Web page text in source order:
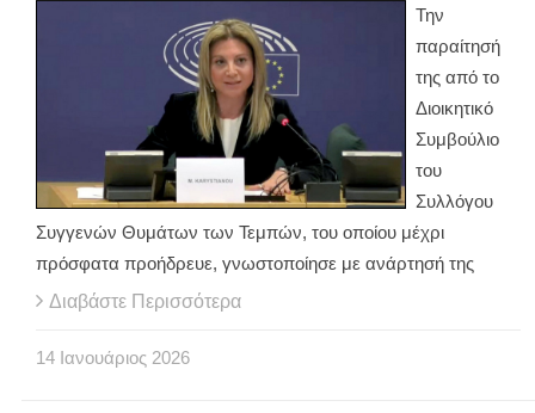
Την
παραίτησή
της από το
Διοικητικό
Συμβούλιο
του
Συλλόγου
Συγγενών Θυμάτων των Τεμπών, του οποίου μέχρι
πρόσφατα προήδρευε, γνωστοποίησε με ανάρτησή της
Διαβάστε Περισσότερα
14 Ιανουάριος 2026